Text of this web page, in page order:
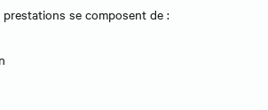
se composent de :